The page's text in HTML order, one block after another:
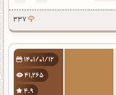
337
1401/01/12
41,265
4.9